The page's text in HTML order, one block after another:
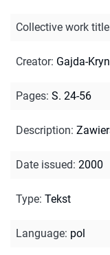
Collective work title
Creator: Gajda-
Pages: S. 24-56
Description:
Date issued: 2000
Type: Tekst
Language: pol